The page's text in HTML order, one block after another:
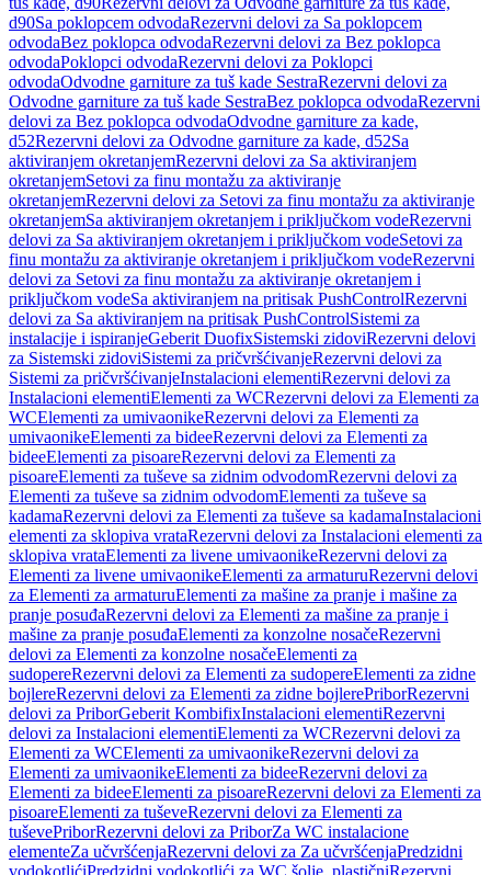
d90Sa poklopcem odvodaRezervni delovi za Sa poklopcem
odvodaBez poklopca odvodaRezervni delovi za Bez poklopca
odvodaPoklopci odvodaRezervni delovi za Poklopci
odvodaOdvodne garniture za tuš kade SestraRezervni delovi za
Odvodne garniture za tuš kade SestraBez poklopca odvodaRezervni
delovi za Bez poklopca odvodaOdvodne garniture za kade,
d52Rezervni delovi za Odvodne garniture za kade, d52Sa
aktiviranjem okretanjemRezervni delovi za Sa aktiviranjem
okretanjemSetovi za finu montažu za aktiviranje
okretanjemRezervni delovi za Setovi za finu montažu za aktiviranje
okretanjemSa aktiviranjem okretanjem i priključkom vodeRezervni
delovi za Sa aktiviranjem okretanjem i priključkom vodeSetovi za
finu montažu za aktiviranje okretanjem i priključkom vodeRezervni
delovi za Setovi za finu montažu za aktiviranje okretanjem i
priključkom vodeSa aktiviranjem na pritisak PushControlRezervni
delovi za Sa aktiviranjem na pritisak PushControlSistemi za
instalacije i ispiranjeGeberit DuofixSistemski zidoviRezervni delovi
za Sistemski zidoviSistemi za pričvršćivanjeRezervni delovi za
Sistemi za pričvršćivanjeInstalacioni elementiRezervni delovi za
Instalacioni elementiElementi za WCRezervni delovi za Elementi za
WCElementi za umivaonikeRezervni delovi za Elementi za
umivaonikeElementi za bideeRezervni delovi za Elementi za
bideeElementi za pisoareRezervni delovi za Elementi za
pisoareElementi za tuševe sa zidnim odvodomRezervni delovi za
Elementi za tuševe sa zidnim odvodomElementi za tuševe sa
kadamaRezervni delovi za Elementi za tuševe sa kadamaInstalacioni
elementi za sklopiva vrataRezervni delovi za Instalacioni elementi za
sklopiva vrataElementi za livene umivaonikeRezervni delovi za
Elementi za livene umivaonikeElementi za armaturuRezervni delovi
za Elementi za armaturuElementi za mašine za pranje i mašine za
pranje posuđaRezervni delovi za Elementi za mašine za pranje i
mašine za pranje posuđaElementi za konzolne nosačeRezervni
delovi za Elementi za konzolne nosačeElementi za
sudopereRezervni delovi za Elementi za sudopereElementi za zidne
bojlereRezervni delovi za Elementi za zidne bojlerePriborRezervni
delovi za PriborGeberit KombifixInstalacioni elementiRezervni
delovi za Instalacioni elementiElementi za WCRezervni delovi za
Elementi za WCElementi za umivaonikeRezervni delovi za
Elementi za umivaonikeElementi za bideeRezervni delovi za
Elementi za bideeElementi za pisoareRezervni delovi za Elementi za
pisoareElementi za tuševeRezervni delovi za Elementi za
tuševePriborRezervni delovi za PriborZa WC instalacione
elementeZa učvršćenjaRezervni delovi za Za učvršćenjaPredzidni
vodokotlićiPredzidni vodokotlići za WC šolje, plastičniRezervni